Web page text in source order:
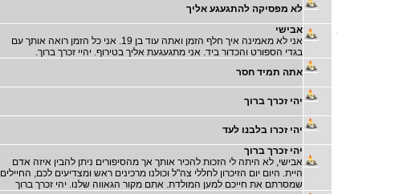
לא מפסיקה להתגעגע אליך
אבישי
אני לא מאמינה איך חלף הזמן ואתה עוד בן 19. אני כל הזמן רואה אותך עם
בגדי הספורט והכדור ביד. אני מתגעגעת אליך בטירוף. יהיי זכרך ברוך.
אתה תמיד חסר
יהי זכרך ברוך
יהי זכרו בלבנו לעד
יהי זכרך ברוך
אבישי, לא היתה לי הזכות להכיר אותך אך מהסיפורים ניתן להבין איזה אדם
היית. היום יום הזיכרון לחללי צה"ל וכולנו מרכינים ראש ומצדיעים לכם, החיילים
שמסרתם את חייכם למען המולדת. אתם מקור הגאווה שלנו. יהי זכרך ברוך